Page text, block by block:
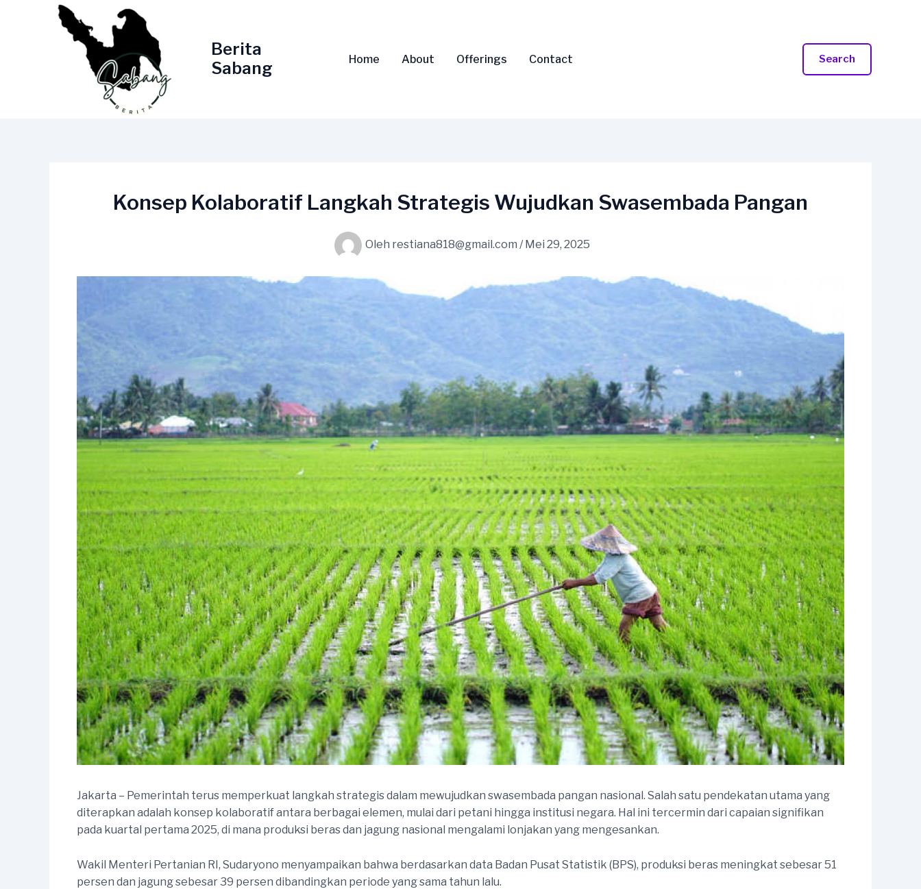
Berita
Sabang
Home About Offerings Contact Search
Konsep Kolaboratif Langkah Strategis Wujudkan Swasembada Pangan
Oleh restiana818@gmail.com /Mei 29, 2025
Jakarta – Pemerintah terus memperkuat langkah strategis dalam mewujudkan swasembada pangan nasional. Salah satu pendekatan utama yang
diterapkan adalah konsep kolaboratif antara berbagai elemen, mulai dari petani hingga institusi negara. Hal ini tercermin dari capaian signifikan
pada kuartal pertama 2025, di mana produksi beras dan jagung nasional mengalami lonjakan yang mengesankan.
Wakil Menteri Pertanian RI, Sudaryono menyampaikan bahwa berdasarkan data Badan Pusat Statistik (BPS), produksi beras meningkat sebesar 51
persen dan jagung sebesar 39 persen dibandingkan periode yang sama tahun lalu.